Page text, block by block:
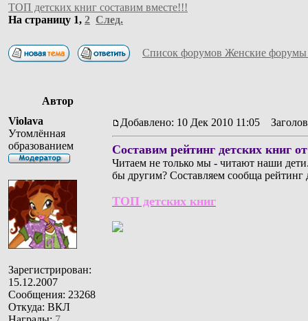
ТОП детских книг составим вместе!!!
На страницу 1, 2 След.
Список форумов Женские форумы
Автор
Violava
Утомлённая
образованием
Зарегистрирован:
15.12.2007
Сообщения: 23268
Откуда: ВКЛ
Добавлено: 10 Дек 2010 11:05
Составим рейтинг детских книг
Читаем не только мы - читают наши
бы другим? Составляем сообща рейтинг
ТОП детских книг